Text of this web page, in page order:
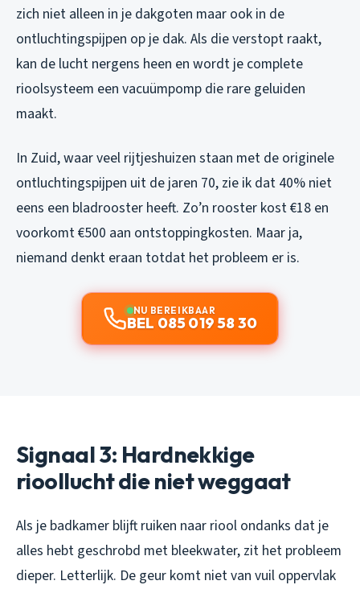
zich niet alleen in je dakgoten maar ook in de
ontluchtingspijpen op je dak. Als die verstopt raakt,
kan de lucht nergens heen en wordt je complete
rioolsysteem een vacuümpomp die rare geluiden
maakt.
In Zuid, waar veel rijtjeshuizen staan met de originele
ontluchtingspijpen uit de jaren 70, zie ik dat 40% niet
eens een bladrooster heeft. Zo’n rooster kost €18 en
voorkomt €500 aan ontstoppingkosten. Maar ja,
niemand denkt eraan totdat het probleem er is.
NU BEREIKBAAR
BEL 085 019 58 30
Signaal 3: Hardnekkige
rioollucht die niet weggaat
Als je badkamer blijft ruiken naar riool ondanks dat je
alles hebt geschrobd met bleekwater, zit het probleem
dieper. Letterlijk. De geur komt niet van vuil oppervlak